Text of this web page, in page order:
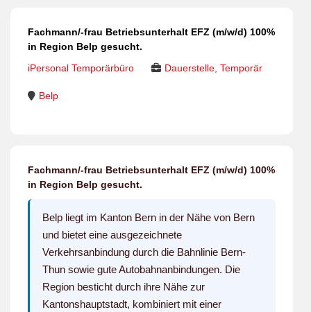
Fachmann/-frau Betriebsunterhalt EFZ (m/w/d) 100%
in Region Belp gesucht.
iPersonal Temporärbüro
Dauerstelle, Temporär
Belp
Fachmann/-frau Betriebsunterhalt EFZ (m/w/d) 100%
in Region Belp gesucht.
Belp liegt im Kanton Bern in der Nähe von Bern
und bietet eine ausgezeichnete
Verkehrsanbindung durch die Bahnlinie Bern-
Thun sowie gute Autobahnanbindungen. Die
Region besticht durch ihre Nähe zur
Kantonshauptstadt, kombiniert mit einer